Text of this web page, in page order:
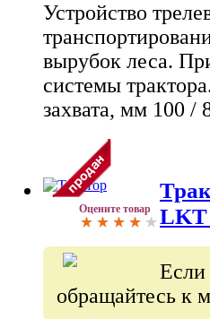
Устройство
вырубок леса.
системы
захвата, мм 100 /
Оцените товар
LKT
Если
обращайтесь к